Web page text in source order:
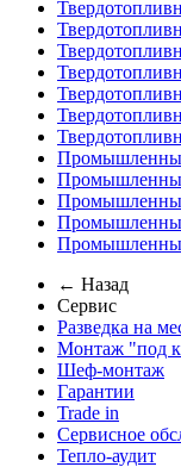
← Назад
Сервис
Разведка на
Монтаж "под
Шеф-монтаж
Гарантии
Trade in
Сервисное
Тепло-аудит